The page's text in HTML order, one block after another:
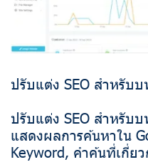
ปรับแต่ง SEO สำหรับ
ปรับแต่ง SEO สำหรับ
แสดงผลการค้นหาใน
Keyword, คำค้นที่เกี่ย